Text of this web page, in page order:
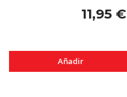
11,95 €
Añadir